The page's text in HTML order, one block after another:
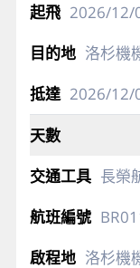
2026/12/
洛杉機
2026/12/
長榮
洛杉機